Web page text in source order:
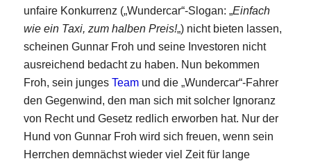
unfaire Konkurrenz („Wundercar“-Slogan: „Einfach
wie ein Taxi, zum halben Preis!„) nicht bieten lassen,
scheinen Gunnar Froh und seine Investoren nicht
ausreichend bedacht zu haben. Nun bekommen
Froh, sein junges Teamund die „Wundercar“-Fahrer
den Gegenwind, den man sich mit solcher Ignoranz
von Recht und Gesetz redlich erworben hat. Nur der
Hund von Gunnar Froh wird sich freuen, wenn sein
Herrchen demnächst wieder viel Zeit für lange